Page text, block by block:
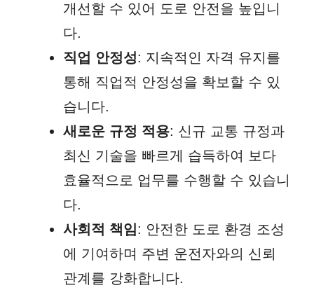
개선할 수 있어 도로 안전을 높입니
다.
직업 안정성: 지속적인 자격 유지를
통해 직업적 안정성을 확보할 수 있
습니다.
새로운 규정 적용: 신규 교통 규정과
최신 기술을 빠르게 습득하여 보다
효율적으로 업무를 수행할 수 있습니
다.
사회적 책임: 안전한 도로 환경 조성
에 기여하며 주변 운전자와의 신뢰
관계를 강화합니다.